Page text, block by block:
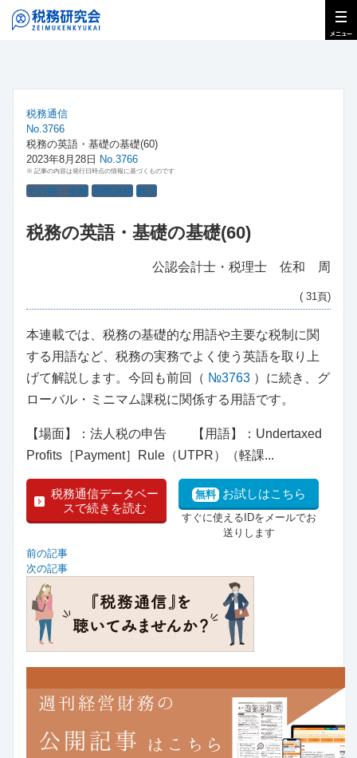
税務通信
No.3766
税務の英語・基礎の基礎(60)
2023年8月28日 No.3766
※ 記事の内容は発行日時点の情報に基づくものです
その他・全般 国際課税 解説
税務の英語・基礎の基礎(60)
公認会計士・税理士 佐和 周
( 31頁)
本連載では、税務の基礎的な用語や主要な税制に関
する用語など、税務の実務でよく使う英語を取り上
げて解説します。今回も前回（ №3763 ）に続き、グ
ローバル・ミニマム課税に関係する用語です。
【場面】：法人税の申告 【用語】：Undertaxed
Profits［Payment］Rule（UTPR）（軽課...
税務通信データベー
スで続きを読む
無料 お試しはこちら
すぐに使えるIDをメールでお
送りします
前の記事
次の記事